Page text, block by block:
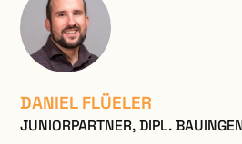
DANIEL FLÜELER
JUNIORPARTNER, DIPL.